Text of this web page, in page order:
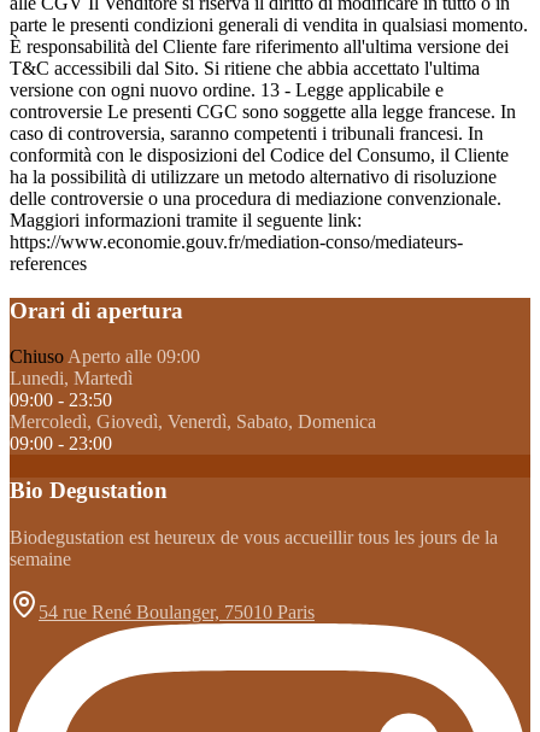
parte le presenti condizioni generali di vendita in qualsiasi momento.
È responsabilità del Cliente fare riferimento all'ultima versione dei
T&C accessibili dal Sito. Si ritiene che abbia accettato l'ultima
versione con ogni nuovo ordine. 13 - Legge applicabile e
controversie Le presenti CGC sono soggette alla legge francese. In
caso di controversia, saranno competenti i tribunali francesi. In
conformità con le disposizioni del Codice del Consumo, il Cliente
ha la possibilità di utilizzare un metodo alternativo di risoluzione
delle controversie o una procedura di mediazione convenzionale.
Maggiori informazioni tramite il seguente link:
https://www.economie.gouv.fr/mediation-conso/mediateurs-
references
Orari di apertura
Chiuso Aperto alle 09:00
Lunedi, Martedì
09:00 - 23:50
Mercoledì, Giovedì, Venerdì, Sabato, Domenica
09:00 - 23:00
Bio Degustation
Biodegustation est heureux de vous accueillir tous les jours de la
semaine
54 rue René Boulanger, 75010 Paris